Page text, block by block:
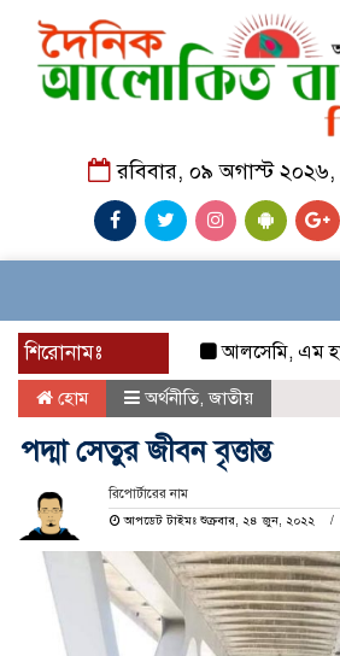
রবিবার, ০৯ অগাস্ট ২০২৬,
শিরোনামঃ আলসেমি, এম
হোম অর্থনীতি,জাতীয়
পদ্মা সেতুর জীবন বৃত্তান্ত
রিপোর্টারের নাম
আপডেট টাইমঃ শুক্রবার, ২৪ জুন, ২০২২